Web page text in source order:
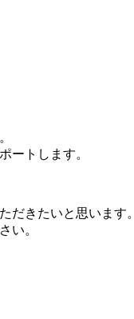
ートします。
だきたいと思います。
い。